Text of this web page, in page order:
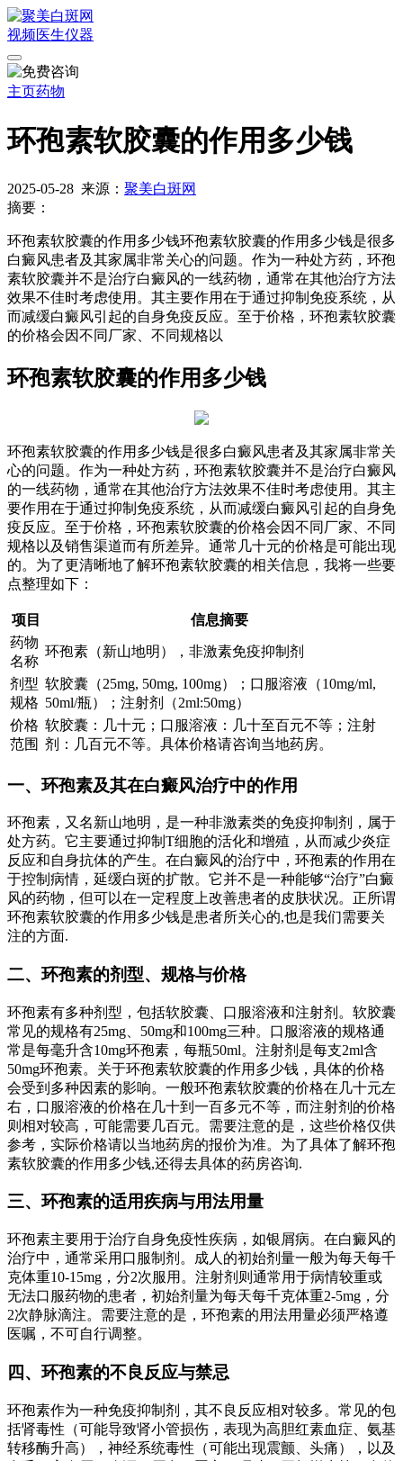
视频医生仪器
主页药物
环孢素软胶囊的作用多少钱
2025-05-28 来源： 聚美白斑网
摘要：
环孢素软胶囊的作用多少钱环孢素软胶囊的作用多少钱是很多
白癜风患者及其家属非常关心的问题。作为一种处方药，环孢
素软胶囊并不是治疗白癜风的一线药物，通常在其他治疗方法
效果不佳时考虑使用。其主要作用在于通过抑制免疫系统，从
而减缓白癜风引起的自身免疫反应。至于价格，环孢素软胶囊
的价格会因不同厂家、不同规格以
环孢素软胶囊的作用多少钱
环孢素软胶囊的作用多少钱是很多白癜风患者及其家属非常关
心的问题。作为一种处方药，环孢素软胶囊并不是治疗白癜风
的一线药物，通常在其他治疗方法效果不佳时考虑使用。其主
要作用在于通过抑制免疫系统，从而减缓白癜风引起的自身免
疫反应。至于价格，环孢素软胶囊的价格会因不同厂家、不同
规格以及销售渠道而有所差异。通常几十元的价格是可能出现
的。为了更清晰地了解环孢素软胶囊的相关信息，我将一些要
点整理如下：
项目
信息摘要
药物
名称
环孢素（新山地明），非激素免疫抑制剂
剂型
规格
软胶囊（25mg, 50mg, 100mg）；口服溶液（10mg/ml,
50ml/瓶）；注射剂（2ml:50mg）
价格
范围
软胶囊：几十元；口服溶液：几十至百元不等；注射
剂：几百元不等。具体价格请咨询当地药房。
一、环孢素及其在白癜风治疗中的作用
环孢素，又名新山地明，是一种非激素类的免疫抑制剂，属于
处方药。它主要通过抑制T细胞的活化和增殖，从而减少炎症
反应和自身抗体的产生。在白癜风的治疗中，环孢素的作用在
于控制病情，延缓白斑的扩散。它并不是一种能够“治疗”白癜
风的药物，但可以在一定程度上改善患者的皮肤状况。正所谓
环孢素软胶囊的作用多少钱是患者所关心的,也是我们需要关
注的方面.
二、环孢素的剂型、规格与价格
环孢素有多种剂型，包括软胶囊、口服溶液和注射剂。软胶囊
常见的规格有25mg、50mg和100mg三种。口服溶液的规格通
常是每毫升含10mg环孢素，每瓶50ml。注射剂是每支2ml含
50mg环孢素。关于环孢素软胶囊的作用多少钱，具体的价格
会受到多种因素的影响。一般环孢素软胶囊的价格在几十元左
右，口服溶液的价格在几十到一百多元不等，而注射剂的价格
则相对较高，可能需要几百元。需要注意的是，这些价格仅供
参考，实际价格请以当地药房的报价为准。为了具体了解环孢
素软胶囊的作用多少钱,还得去具体的药房咨询.
三、环孢素的适用疾病与用法用量
环孢素主要用于治疗自身免疫性疾病，如银屑病。在白癜风的
治疗中，通常采用口服制剂。成人的初始剂量一般为每天每千
克体重10-15mg，分2次服用。注射剂则通常用于病情较重或
无法口服药物的患者，初始剂量为每天每千克体重2-5mg，分
2次静脉滴注。需要注意的是，环孢素的用法用量必须严格遵
医嘱，不可自行调整。
四、环孢素的不良反应与禁忌
环孢素作为一种免疫抑制剂，其不良反应相对较多。常见的包
括肾毒性（可能导致肾小管损伤，表现为高胆红素血症、氨基
转移酶升高），神经系统毒性（可能出现震颤、头痛），以及